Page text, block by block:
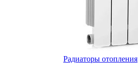
Радиаторы отопления